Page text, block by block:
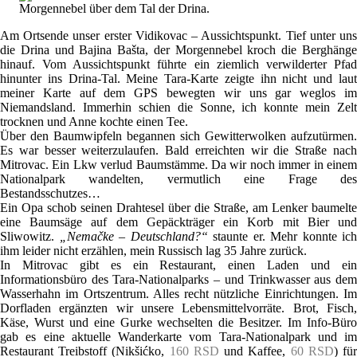
Morgennebel über dem Tal der Drina.
Am Ortsende unser erster Vidikovac – Aussichtspunkt. Tief unter uns
die Drina und Bajina Bašta, der Morgennebel kroch die Berghänge
hinauf. Vom Aussichtspunkt führte ein ziemlich verwilderter Pfad
hinunter ins Drina-Tal. Meine Tara-Karte zeigte ihn nicht und laut
meiner Karte auf dem GPS bewegten wir uns gar weglos im
Niemandsland. Immerhin schien die Sonne, ich konnte mein Zelt
trocknen und Anne kochte einen Tee.
Über den Baumwipfeln begannen sich Gewitterwolken aufzutürmen.
Es war besser weiterzulaufen. Bald erreichten wir die Straße nach
Mitrovac. Ein Lkw verlud Baumstämme. Da wir noch immer in einem
Nationalpark wandelten, vermutlich eine Frage des
Bestandsschutzes…
Ein Opa schob seinen Drahtesel über die Straße, am Lenker baumelte
eine Baumsäge auf dem Gepäckträger ein Korb mit Bier und
Sliwowitz.
„Nemačke – Deutschland?“ staunte er. Mehr konnte ich
ihm leider nicht erzählen, mein Russisch lag 35 Jahre zurück.
In Mitrovac gibt es ein Restaurant, einen Laden und ein
Informationsbüro des Tara-Nationalparks – und Trinkwasser aus dem
Wasserhahn im Ortszentrum. Alles recht nützliche Einrichtungen. Im
Dorfladen ergänzten wir unsere Lebensmittelvorräte. Brot, Fisch,
Käse, Wurst und eine Gurke wechselten die Besitzer. Im Info-Büro
gab es eine aktuelle Wanderkarte vom Tara-Nationalpark und im
Restaurant Treibstoff (Nikšićko, 160 RSD und Kaffee, 60 RSD) für